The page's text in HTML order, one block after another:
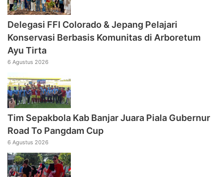
Delegasi FFI Colorado & Jepang Pelajari
Konservasi Berbasis Komunitas di Arboretum
Ayu Tirta
6 Agustus 2026
Tim Sepakbola Kab Banjar Juara Piala Gubernur
Road To Pangdam Cup
6 Agustus 2026